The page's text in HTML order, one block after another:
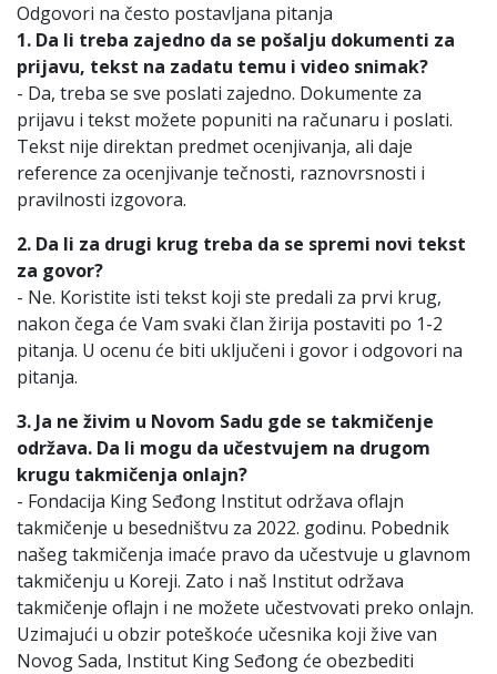
Odgovori na često postavljana pitanja
1. Da li treba zajedno da se pošalju dokumenti za
prijavu, tekst na zadatu temu i video snimak?
- Da, treba se sve poslati zajedno. Dokumente za
prijavu i tekst možete popuniti na računaru i poslati.
Tekst nije direktan predmet ocenjivanja, ali daje
reference za ocenjivanje tečnosti, raznovrsnosti i
pravilnosti izgovora.
2. Da li za drugi krug treba da se spremi novi tekst
za govor?
- Ne. Koristite isti tekst koji ste predali za prvi krug,
nakon čega će Vam svaki član žirija postaviti po 1-2
pitanja. U ocenu će biti uključeni i govor i odgovori na
pitanja.
3. Ja ne živim u Novom Sadu gde se takmičenje
održava. Da li mogu da učestvujem na drugom
krugu takmičenja onlajn?
- Fondacija King Seđong Institut održava oflajn
takmičenje u besedništvu za 2022. godinu. Pobednik
našeg takmičenja imaće pravo da učestvuje u glavnom
takmičenju u Koreji. Zato i naš Institut održava
takmičenje oflajn i ne možete učestvovati preko onlajn.
Uzimajući u obzir poteškoće učesnika koji žive van
Novog Sada, Institut King Seđong će obezbediti